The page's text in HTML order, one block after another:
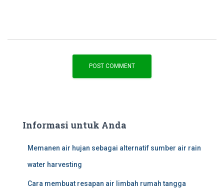
Informasi untuk Anda
Memanen air hujan sebagai alternatif sumber air rain
water harvesting
Cara membuat resapan air limbah rumah tangga